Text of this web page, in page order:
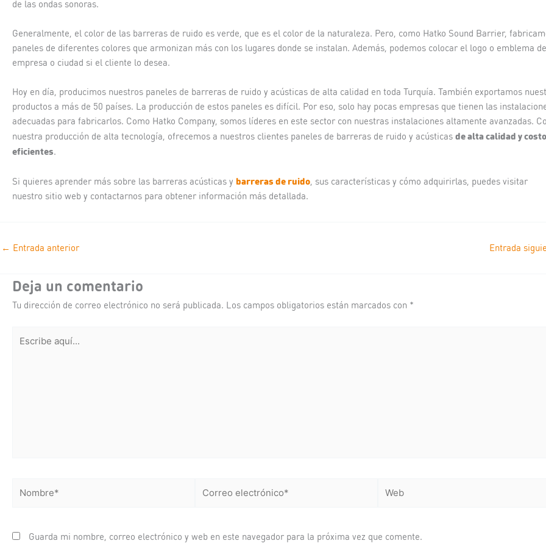
de las ondas sonoras.
Generalmente, el color de las barreras de ruido es verde, que es el color de la naturaleza. Pero, como Hatko Sound Barrier,
paneles de diferentes colores que armonizan más con los lugares donde se instalan. Además, podemos colocar el logo o emblema
empresa o ciudad si el cliente lo desea.
Hoy en día, producimos nuestros paneles de barreras de ruido y acústicas de alta calidad en toda Turquía. También exportamos
productos a más de 50 países. La producción de estos paneles es difícil. Por eso, solo hay pocas empresas que tienen las
adecuadas para fabricarlos. Como Hatko Company, somos líderes en este sector con nuestras instalaciones altamente avanzadas.
nuestra producción de alta tecnología, ofrecemos a nuestros clientes paneles de barreras de ruido y acústicas de alta calidad y
eficientes.
Si quieres aprender más sobre las barreras acústicas y barreras de ruido, sus características y cómo adquirirlas, puedes visitar
nuestro sitio web y contactarnos para obtener información más detallada.
← Entrada anterior Entrada
Deja un comentario
Tu dirección de correo electrónico no será publicada. Los campos obligatorios están marcados con *
aquí...
electrónico*
Guarda mi nombre, correo electrónico y web en este navegador para la próxima vez que comente.